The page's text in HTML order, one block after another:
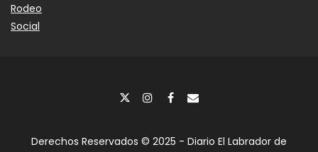
Rodeo
Social
Derechos Reservados © 2025 - Diario El Labrador de